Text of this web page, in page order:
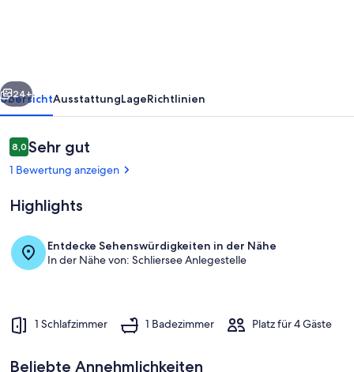
Der Schliersee
Weiter
24+
ÜbersichtAusstattungLageRichtlinien
Bewertungen
8,08,0 von 10.
Sehr gut
1 Bewertung anzeigen
Highlights
Entdecke Sehenswürdigkeiten in der Nähe
In der Nähe von: Schliersee Anlegestelle
1 Schlafzimmer 1 Badezimmer Platz für 4 Gäste
Beliebte Annehmlichkeiten